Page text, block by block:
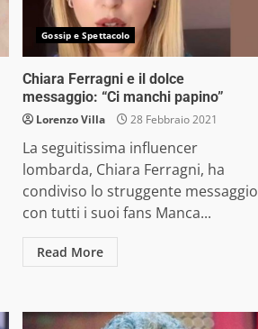
Gossip e Spettacolo
Chiara Ferragni e il dolce
messaggio: “Ci manchi papino”
Lorenzo Villa 28 Febbraio 2021
La seguitissima influencer
lombarda, Chiara Ferragni, ha
condiviso lo struggente messaggio
con tutti i suoi fans Manca...
Read More